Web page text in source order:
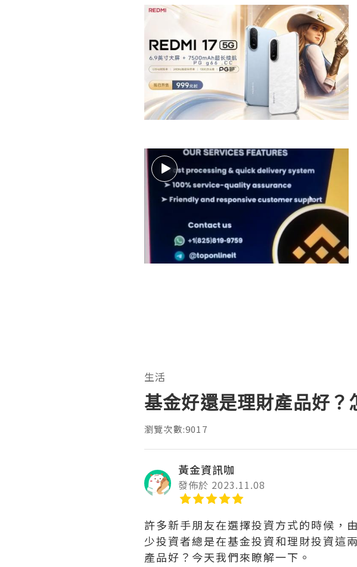
生活
基金好還是理財產品好？
瀏覽次數:9017
黃金資訊咖
發佈於 2023.11.08
許多新手朋友在選擇投資方式的時候，
少投資者總是在基金投資和理財投資這
產品好？今天我們來瞭解一下。